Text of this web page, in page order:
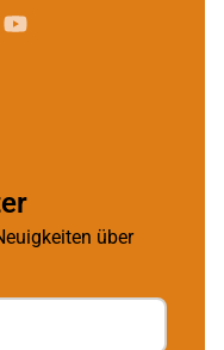
über